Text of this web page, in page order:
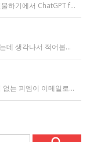
그런 여러분을 위해 핫딜 알려드립니다 카카오톡 선물하기에서 ChatGPT for Kakao 쳐서 들어가 보시면 한달에 200달러짜리 프로 버전을 2만9천원에 팔고 있습니다. 이벤트 성이라서 계속 판매는 안 할 것 같고 5개 구매 제한도 있긴 하지만, 어차피 3만원씩 내고 플러스 버전 쓰시고 계시다면 같은 가격에 프로 써보는 것도 나쁘지 않을 것 같아요 ㅎㅎ 저도 혹시 사기 아닌가 긴가민가했는데 진짜 프로 버전 맞더라고요.
팔자에 안 맞게 간혹 다른 언어 번역가 뽑을 일이 있는데 생각나서 적어봅니다 트라도스/메모큐를 사야 하냐? 라는 질문은 설득의 대상이 아니라고 생각해서 그냥 두는 편인데요 질문 전 적극적으로 정보를 찾아보는 상태에서는 의미가 있을 것입니다 뽑히는 입장에선 잘 모르는데, 뽑는 입장에서는 트라도스/메모큐 안 쓰는 사람은 걸러버리면 정말 편합니다 주어진 업무를 못 한다는 뜻이거든요 1) 용어 1천개가 든 용어집이 있음 2) 기존에 쓰던 번역 메모리가 있음 상당히 흔한 상황인데, 트라도스/메모큐를 안 쓰고 외워서 작업이 가능한 사람은 산업스파이 쪽으로 가셔야지 여기 있으면 안 됨 저 스크린샷에도 제가 답변한 사람은 얼마 안 되는데요 챗지피티로 '트라도스 사용자/기타 요건(단가 등)' 맞는 사람만 필터로 건져서 답변하는 겁니다 아마 트라도스 안 써도 되는 운전면허증 번역같은 업무도 있을 텐데, 그런 것은 단발성이고 업데이트가 없으며 없는 자들끼리 경쟁해서 경쟁률이 아주 높을 겁니다.
프로즈 프로필 보고 연락했다면서, 과거에 거래한적 없는 피엠이 이메일로 의뢰를 주셨는데요 샘테도 보지 않고 4일안에 19000단어 영한번역을 해달라는데 거래해도 괜찮을까요..? 거래한적 한번도 없는 뉴비한테 샘테도 없이 프로젝트를 던져주니 이거 사기인거 아닌가 좀 걱정이 됩니다. 급한데 사람구하기 어려워서일까요? 게다가 전 이력서상 경력도 몇줄 안되는 초보중의 초보입니다...